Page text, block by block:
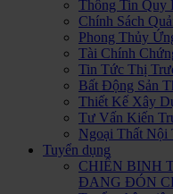
Thông Tin Quy
Chính Sách
Phong Thủy
Tài Chính
Tin Tức Thị
Bất Động Sản
Thiết Kế Xây
Tư Vấn Kiến
Ngoại Thất Nội
Tuyển dụng
CHIẾN BINH
ĐANG ĐÓN